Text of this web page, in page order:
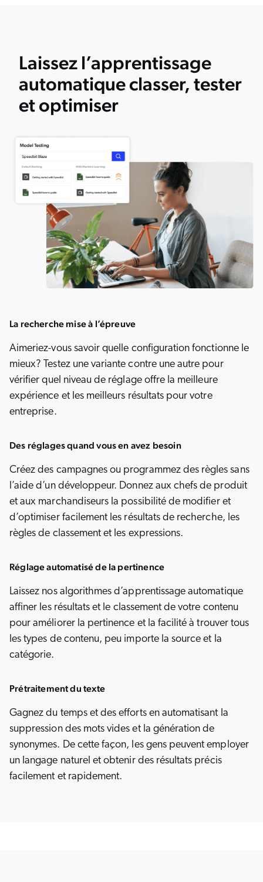
Laissez l’apprentissage
automatique classer, tester
et optimiser
La recherche mise à l’épreuve
Aimeriez-vous savoir quelle configuration fonctionne le
mieux? Testez une variante contre une autre pour
vérifier quel niveau de réglage offre la meilleure
expérience et les meilleurs résultats pour votre
entreprise.
Des réglages quand vous en avez besoin
Créez des campagnes ou programmez des règles sans
l’aide d’un développeur. Donnez aux chefs de produit
et aux marchandiseurs la possibilité de modifier et
d’optimiser facilement les résultats de recherche, les
règles de classement et les expressions.
Réglage automatisé de la pertinence
Laissez nos algorithmes d’apprentissage automatique
affiner les résultats et le classement de votre contenu
pour améliorer la pertinence et la facilité à trouver tous
les types de contenu, peu importe la source et la
catégorie.
Prétraitement du texte
Gagnez du temps et des efforts en automatisant la
suppression des mots vides et la génération de
synonymes. De cette façon, les gens peuvent employer
un langage naturel et obtenir des résultats précis
facilement et rapidement.